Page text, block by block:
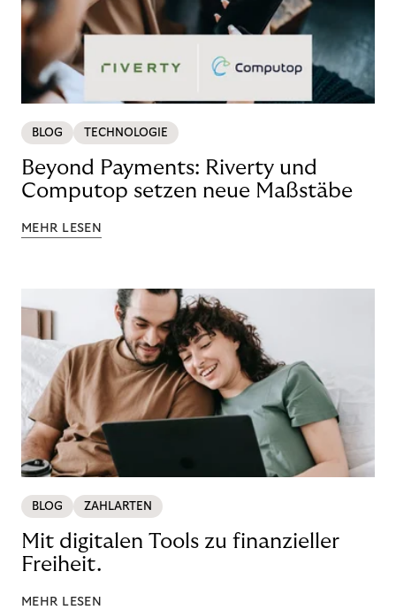
BLOG TECHNOLOGIE
Beyond Payments: Riverty und
Computop setzen neue Maßstäbe
MEHR LESEN
BLOG ZAHLARTEN
Mit digitalen Tools zu finanzieller
Freiheit.
MEHR LESEN